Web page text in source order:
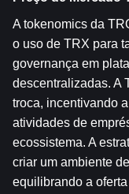
A tokenomics da
o uso de TRX para
governança em
descentralizadas. A
troca, incentivando
atividades de
ecossistema. A
criar um ambiente
equilibrando a